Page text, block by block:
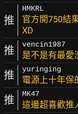
推
HMKRL
官方開750結
XD
推 vencin1987
是不是有最愛
推 yuringing
電源上十年保
推 MK47
這邊超喜歡推